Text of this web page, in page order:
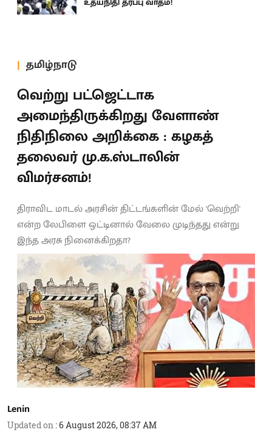
தமிழ்நாடு
வெற்று பட்ஜெட்டாக
அமைந்திருக்கிறது வேளாண்
நிதிநிலை அறிக்கை : கழகத்
தலைவர் மு.க.ஸ்டாலின்
விமர்சனம்!
திராவிட மாடல் அரசின் திட்டங்களின் மேல் 'வெற்றி'
என்ற லேபிளை ஒட்டினால் வேலை முடிந்தது என்று
இந்த அரசு நினைக்கிறதா?
Lenin
Updated on :6 August 2026, 08:37 AM